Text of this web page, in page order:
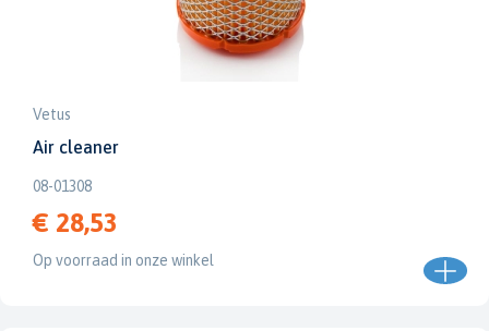
Vetus
Air cleaner
08-01308
€ 28,53
Op voorraad in onze winkel